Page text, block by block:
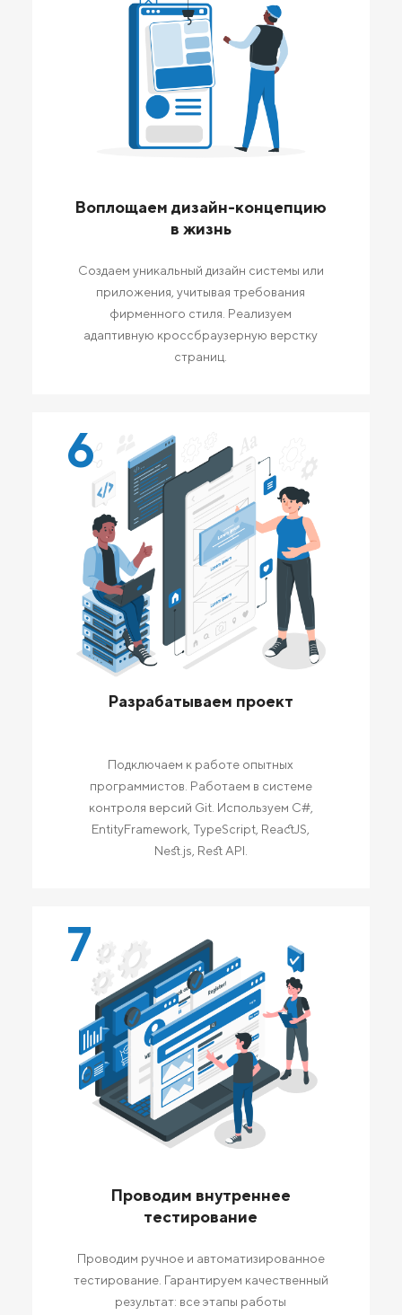
Воплощаем дизайн-концепцию
в жизнь
Создаем уникальный дизайн системы или
приложения, учитывая требования
фирменного стиля. Реализуем
адаптивную кроссбраузерную верстку
страниц.
6
Разрабатываем проект
Подключаем к работе опытных
программистов. Работаем в системе
контроля версий Git. Используем C#,
EntityFramework, TypeScript, ReactJS,
Nest.js, Rest API.
7
Проводим внутреннее
тестирование
Проводим ручное и автоматизированное
тестирование. Гарантируем качественный
результат: все этапы работы